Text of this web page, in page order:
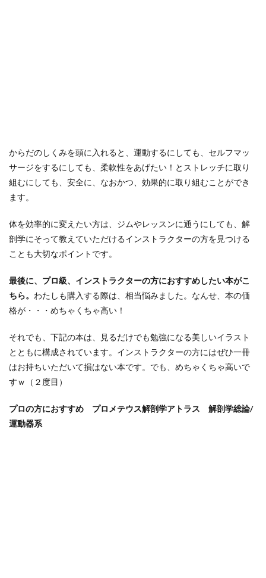
からだのしくみを頭に入れると、運動するにしても、セルフマッ
サージをするにしても、柔軟性をあげたい！とストレッチに取り
組むにしても、安全に、なおかつ、効果的に取り組むことができ
ます。
体を効率的に変えたい方は、ジムやレッスンに通うにしても、解
剖学にそって教えていただけるインストラクターの方を見つける
ことも大切なポイントです。
最後に、プロ級、インストラクターの方におすすめしたい本がこ
ちら。 わたしも購入する際は、相当悩みました。なんせ、本の価
格が・・・めちゃくちゃ高い！
それでも、下記の本は、見るだけでも勉強になる美しいイラスト
とともに構成されています。インストラクターの方にはぜひ一冊
はお持ちいただいて損はない本です。でも、めちゃくちゃ高いで
すｗ（２度目）
プロの方におすすめ プロメテウス解剖学アトラス 解剖学総論/
運動器系